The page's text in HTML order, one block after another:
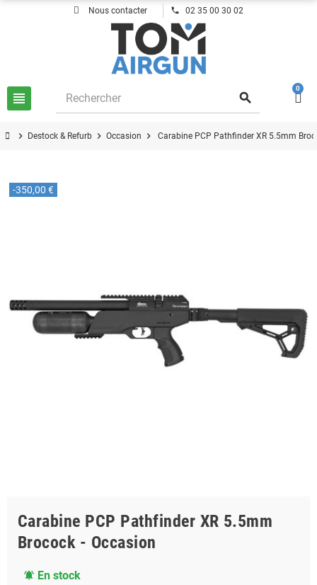
Nous contacter phone 02 35 00 30 02
view_headline search
0
chevron_right Destock & Refurb chevron_right Occasion chevron_right Carabine PCP Pathfinder XR 5.5mm
-350,00 €
Carabine PCP Pathfinder XR 5.5mm
Brocock - Occasion
notifications_active En stock